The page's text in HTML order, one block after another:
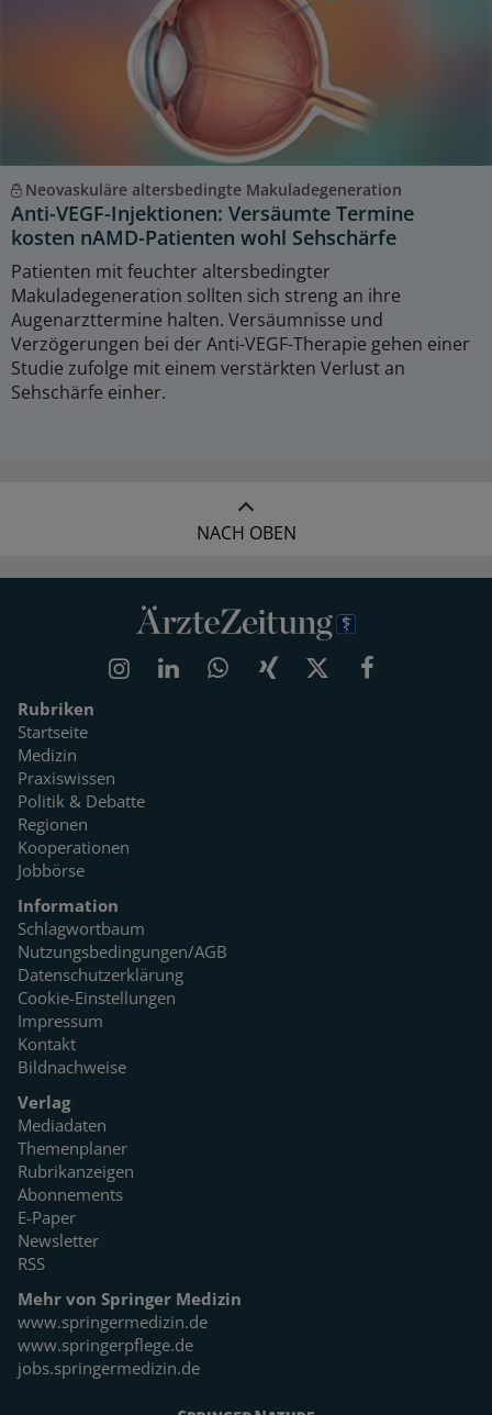
Neovaskuläre altersbedingte Makuladegeneration
Anti-VEGF-Injektionen: Versäumte Termine
kosten nAMD-Patienten wohl Sehschärfe
Patienten mit feuchter altersbedingter
Makuladegeneration sollten sich streng an ihre
Augenarzttermine halten. Versäumnisse und
Verzögerungen bei der Anti-VEGF-Therapie gehen einer
Studie zufolge mit einem verstärkten Verlust an
Sehschärfe einher.
NACH OBEN
Rubriken
Startseite
Medizin
Praxiswissen
Politik & Debatte
Regionen
Kooperationen
Jobbörse
Information
Schlagwortbaum
Nutzungsbedingungen/AGB
Datenschutzerklärung
Cookie-Einstellungen
Impressum
Kontakt
Bildnachweise
Verlag
Mediadaten
Themenplaner
Rubrikanzeigen
Abonnements
E-Paper
Newsletter
RSS
Mehr von Springer Medizin
www.springermedizin.de
www.springerpflege.de
jobs.springermedizin.de